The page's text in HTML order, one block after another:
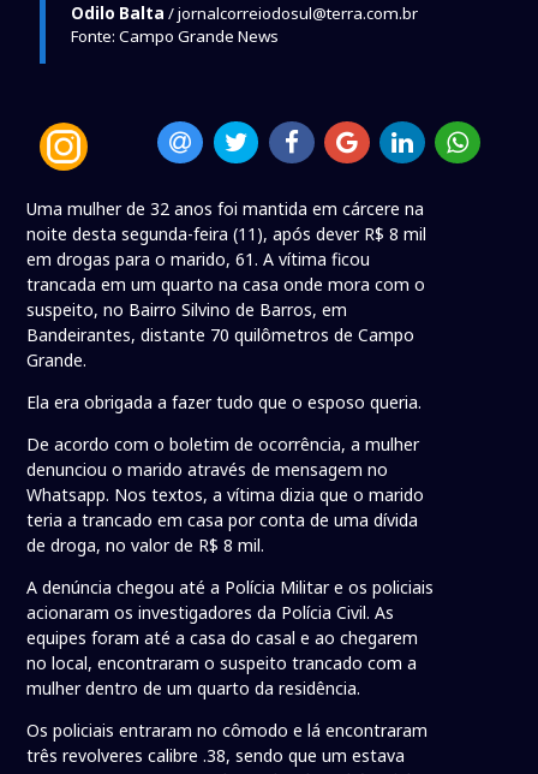
Odilo Balta / jornalcorreiodosul@terra.com.br
Fonte: Campo Grande News
Uma mulher de 32 anos foi mantida em cárcere na
noite desta segunda-feira (11), após dever R$ 8 mil
em drogas para o marido, 61. A vítima ficou
trancada em um quarto na casa onde mora com o
suspeito, no Bairro Silvino de Barros, em
Bandeirantes, distante 70 quilômetros de Campo
Grande.
Ela era obrigada a fazer tudo que o esposo queria.
De acordo com o boletim de ocorrência, a mulher
denunciou o marido através de mensagem no
Whatsapp. Nos textos, a vítima dizia que o marido
teria a trancado em casa por conta de uma dívida
de droga, no valor de R$ 8 mil.
A denúncia chegou até a Polícia Militar e os policiais
acionaram os investigadores da Polícia Civil. As
equipes foram até a casa do casal e ao chegarem
no local, encontraram o suspeito trancado com a
mulher dentro de um quarto da residência.
Os policiais entraram no cômodo e lá encontraram
três revolveres calibre .38, sendo que um estava